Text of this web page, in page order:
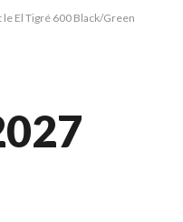
El Tigré 600 Black/Green